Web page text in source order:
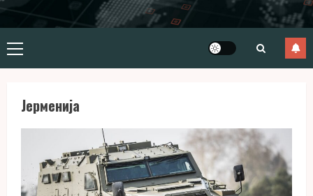
Primary
Menu
Јерменија